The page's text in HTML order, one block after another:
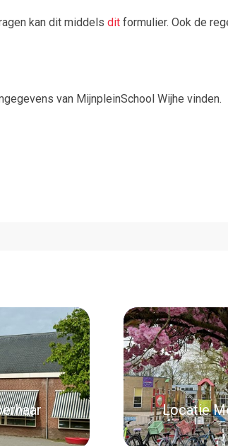
kan dit middels dit formulier. Ook de
van MijnpleinSchool Wijhe vinden.
Locatie